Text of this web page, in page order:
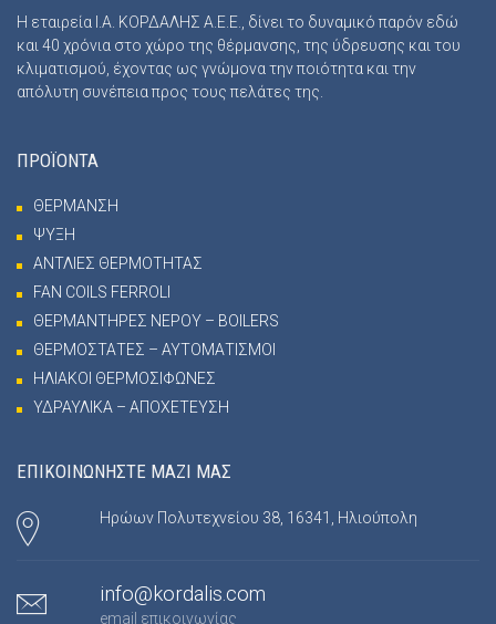
Η εταιρεία Ι.Α. ΚΟΡΔΑΛΗΣ Α.Ε.Ε., δίνει το δυναμικό παρόν εδώ
και 40 χρόνια στο χώρο της θέρμανσης, της ύδρευσης και του
κλιματισμού, έχοντας ως γνώμονα την ποιότητα και την
απόλυτη συνέπεια προς τους πελάτες της.
ΠΡΟΪΟΝΤΑ
ΘΕΡΜΑΝΣΗ
ΨΥΞΗ
ΑΝΤΛΙΕΣ ΘΕΡΜΟΤΗΤΑΣ
FAN COILS FERROLI
ΘΕΡΜΑΝΤΗΡΕΣ ΝΕΡΟΥ – BOILERS
ΘΕΡΜΟΣΤΑΤΕΣ – ΑΥΤΟΜΑΤΙΣΜΟΙ
ΗΛΙΑΚΟΙ ΘΕΡΜΟΣΙΦΩΝΕΣ
ΥΔΡΑΥΛΙΚΑ – ΑΠΟΧΕΤΕΥΣΗ
ΕΠΙΚΟΙΝΩΝΗΣΤΕ ΜΑΖΙ ΜΑΣ
Ηρώων Πολυτεχνείου 38, 16341, Ηλιούπολη
info@kordalis.com
email επικοινωνίας